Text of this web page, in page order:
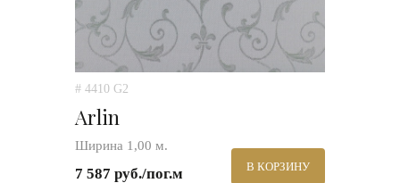
# 4410 G2
Arlin
Ширина 1,00 м.
7 587 руб./пог.м В КОРЗИНУ